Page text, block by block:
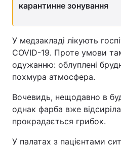
карантинне зонування
У медзакладі лікують
COVID-19. Проте умови
одужанню: облуплені
похмура атмосфера.
Вочевидь, нещодавно в
однак фарба вже
прокрадається грибок.
У палатах з пацієнтами